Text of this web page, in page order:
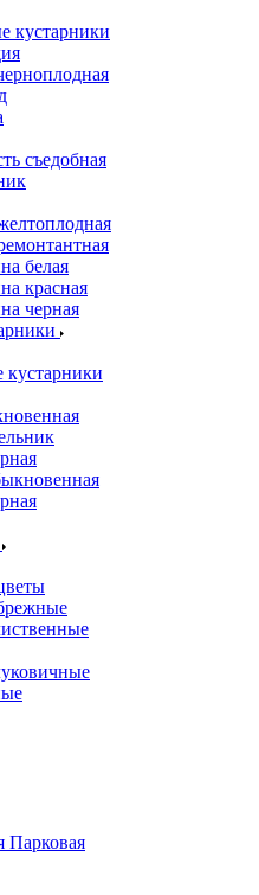
кустарники
съедобная
белая
красная
черная
Парковая